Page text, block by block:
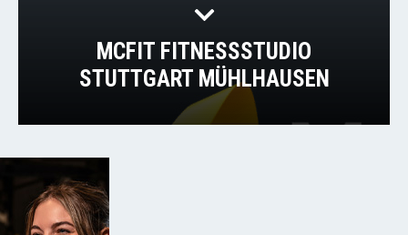
MCFIT FITNESSSTUDIO
STUTTGART MÜHLHAUSEN